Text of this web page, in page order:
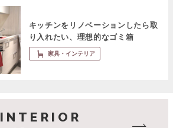
キッチンをリノベーションしたら取
り入れたい、理想的なゴミ箱
家具・インテリア
INTERIOR